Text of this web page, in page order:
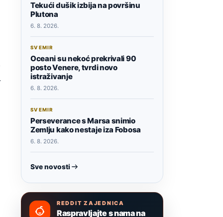
Tekući dušik izbija na površinu
Plutona
6. 8. 2026.
SVEMIR
Oceani su nekoć prekrivali 90
posto Venere, tvrdi novo
istraživanje
6. 8. 2026.
SVEMIR
Perseverance s Marsa snimio
Zemlju kako nestaje iza Fobosa
6. 8. 2026.
Sve novosti
REDDIT ZAJEDNICA
Raspravljajte s nama na